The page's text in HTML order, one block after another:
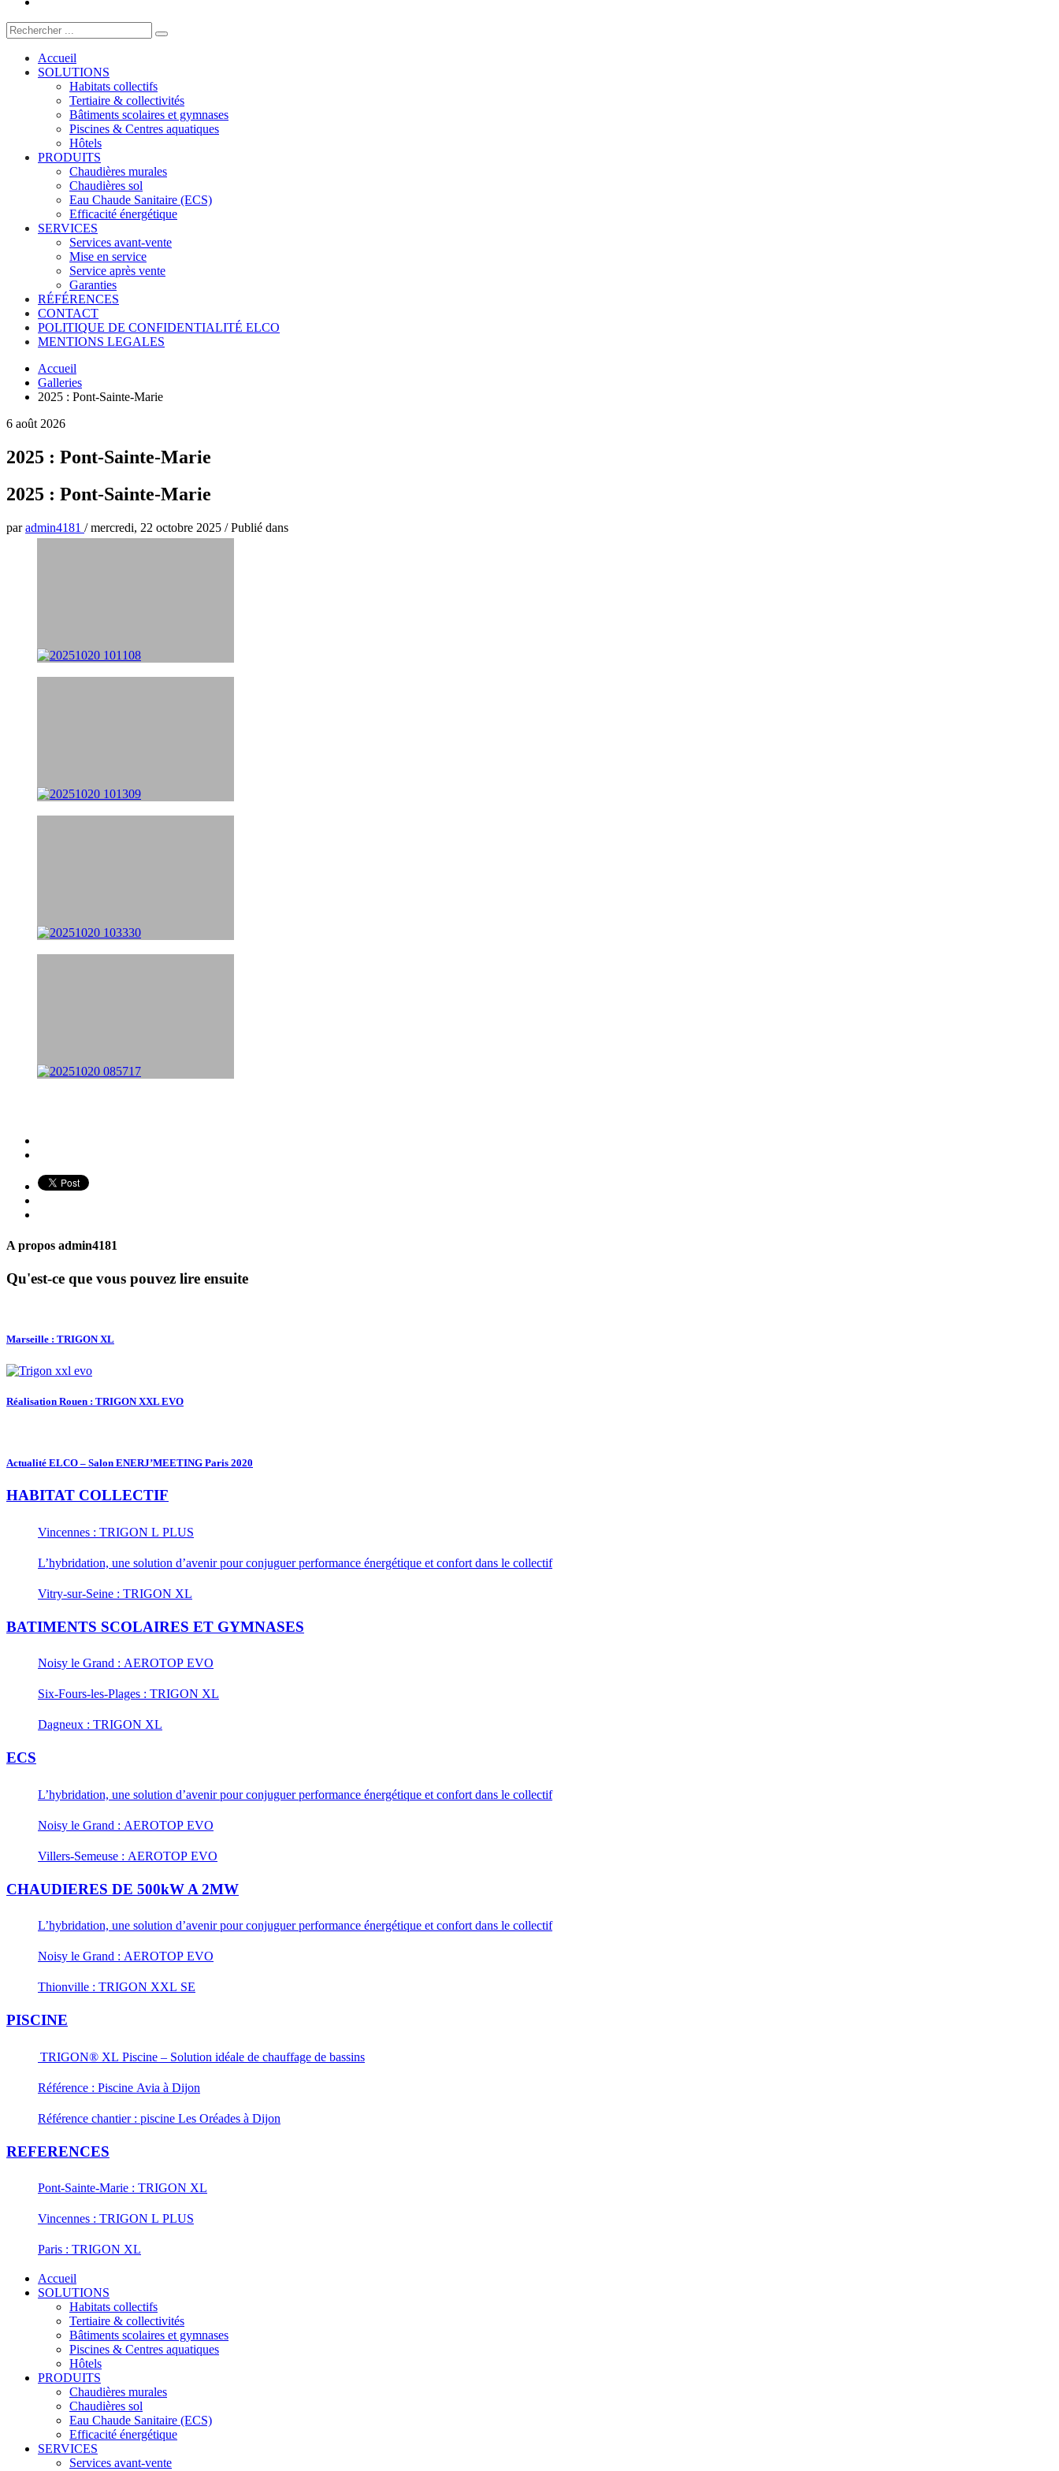
Accueil
SOLUTIONS
Habitats collectifs
Tertiaire & collectivités
Bâtiments scolaires et gymnases
Piscines & Centres aquatiques
Hôtels
PRODUITS
Chaudières murales
Chaudières sol
Eau Chaude Sanitaire (ECS)
Efficacité énergétique
SERVICES
Services avant-vente
Mise en service
Service après vente
Garanties
RÉFÉRENCES
CONTACT
POLITIQUE DE CONFIDENTIALITÉ ELCO
MENTIONS LEGALES
Accueil
Galleries
2025 : Pont-Sainte-Marie
6 août 2026
2025 : Pont-Sainte-Marie
2025 : Pont-Sainte-Marie
paradmin4181 /mercredi, 22 octobre 2025 /Publié dans
A propos admin4181
Qu'est-ce que vous pouvez lire ensuite
Marseille : TRIGON XL
Réalisation Rouen : TRIGON XXL EVO
Actualité ELCO – Salon ENERJ’MEETING Paris 2020
HABITAT COLLECTIF
Vincennes : TRIGON L PLUS
L’hybridation, une solution d’avenir pour conjuguer performance énergétique et confort dans le collectif
Vitry-sur-Seine : TRIGON XL
BATIMENTS SCOLAIRES ET GYMNASES
Noisy le Grand : AEROTOP EVO
Six-Fours-les-Plages : TRIGON XL
Dagneux : TRIGON XL
ECS
L’hybridation, une solution d’avenir pour conjuguer performance énergétique et confort dans le collectif
Noisy le Grand : AEROTOP EVO
Villers-Semeuse : AEROTOP EVO
CHAUDIERES DE 500kW A 2MW
L’hybridation, une solution d’avenir pour conjuguer performance énergétique et confort dans le collectif
Noisy le Grand : AEROTOP EVO
Thionville : TRIGON XXL SE
PISCINE
TRIGON® XL Piscine – Solution idéale de chauffage de bassins
Référence : Piscine Avia à Dijon
Référence chantier : piscine Les Oréades à Dijon
REFERENCES
Pont-Sainte-Marie : TRIGON XL
Vincennes : TRIGON L PLUS
Paris : TRIGON XL
Accueil
SOLUTIONS
Habitats collectifs
Tertiaire & collectivités
Bâtiments scolaires et gymnases
Piscines & Centres aquatiques
Hôtels
PRODUITS
Chaudières murales
Chaudières sol
Eau Chaude Sanitaire (ECS)
Efficacité énergétique
SERVICES
Services avant-vente